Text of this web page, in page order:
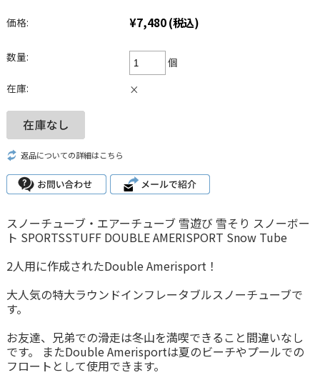
価格: ¥7,480(税込)
数量:
個
在庫:
×
返品についての詳細はこちら
スノーチューブ・エアーチューブ 雪遊び 雪そり スノーボー
ト SPORTSSTUFF DOUBLE AMERISPORT Snow Tube
2人用に作成されたDouble Amerisport！
大人気の特大ラウンドインフレータブルスノーチューブで
す。
お友達、兄弟での滑走は冬山を満喫できること間違いなし
です。 またDouble Amerisportは夏のビーチやプールでの
フロートとして使用できます。